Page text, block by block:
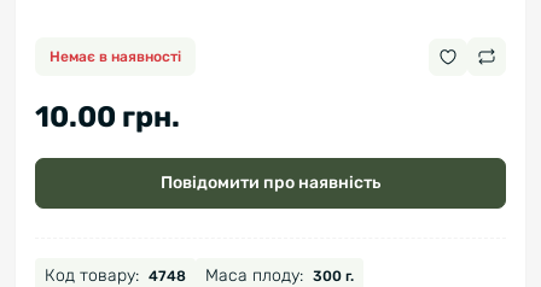
Немає в наявності
10.00 грн.
Повідомити про наявність
Код товару: 4748 Маса плоду: 300 г.